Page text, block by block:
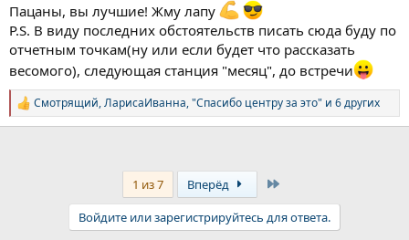
Пацаны, вы лучшие! Жму лапу
P.S. В виду последних обстоятельств писать сюда буду по
отчетным точкам(ну или если будет что рассказать
весомого), следующая станция "месяц", до встречи
Р
е
Смотрящий,ЛарисаИванна,"Спасибо центру за это" и 6 других
1 из 7 Вперёд
Войдите или зарегистрируйтесь для ответа.